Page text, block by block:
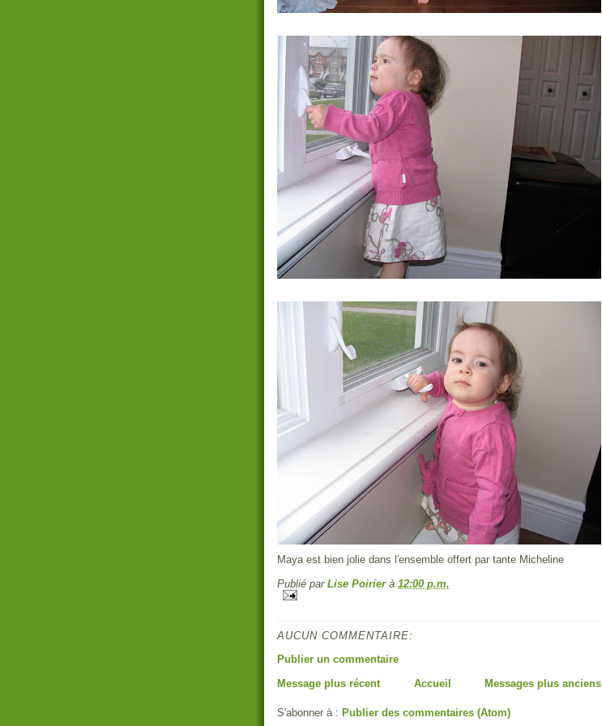
Maya est bien jolie dans l'ensemble offert par tante Micheline
Publié par Lise Poirier à 12:00 p.m.
AUCUN COMMENTAIRE:
Publier un commentaire
Message plus récent
Messages plus anciens
Accueil
S'abonner à : Publier des commentaires (Atom)